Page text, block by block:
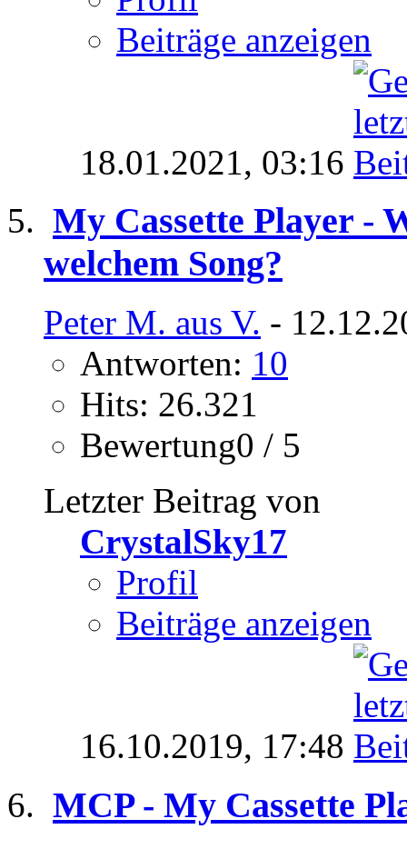
Beiträge anzeigen
18.01.2021, 03:16
My Cassette Player -
welchem Song?
Peter M. aus V. -
Antworten: 10
Hits: 26.321
Bewertung0 / 5
Letzter Beitrag von
CrystalSky17
Profil
Beiträge anzeigen
16.10.2019, 17:48
MCP - My Cassette